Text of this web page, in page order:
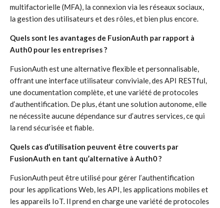
multifactorielle (MFA), la connexion via les réseaux sociaux,
la gestion des utilisateurs et des rôles, et bien plus encore.
Quels sont les avantages de FusionAuth par rapport à
Auth0 pour les entreprises ?
FusionAuth est une alternative flexible et personnalisable,
offrant une interface utilisateur conviviale, des API RESTful,
une documentation complète, et une variété de protocoles
d’authentification. De plus, étant une solution autonome, elle
ne nécessite aucune dépendance sur d’autres services, ce qui
la rend sécurisée et fiable.
Quels cas d’utilisation peuvent être couverts par
FusionAuth en tant qu’alternative à Auth0 ?
FusionAuth peut être utilisé pour gérer l’authentification
pour les applications Web, les API, les applications mobiles et
les appareils IoT. Il prend en charge une variété de protocoles